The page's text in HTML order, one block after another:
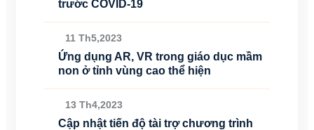
trước COVID-19
11 Th5,2023
Ứng dụng AR, VR trong giáo dục mầm
non ở tỉnh vùng cao thể hiện
13 Th4,2023
Cập nhật tiến độ tài trợ chương trình